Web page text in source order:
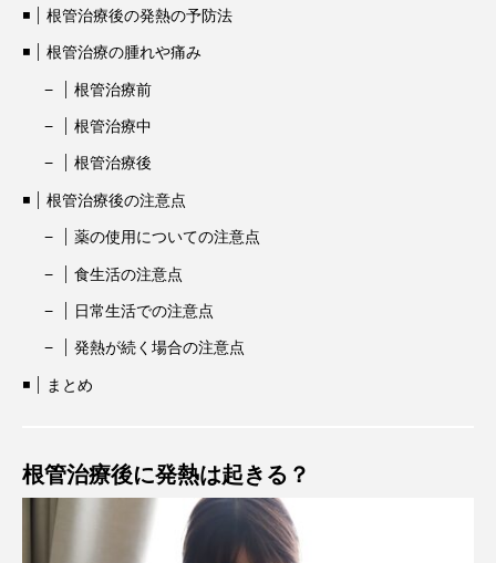
根管治療後の発熱の予防法
根管治療の腫れや痛み
根管治療前
根管治療中
根管治療後
根管治療後の注意点
薬の使用についての注意点
食生活の注意点
日常生活での注意点
発熱が続く場合の注意点
まとめ
根管治療後に発熱は起きる？